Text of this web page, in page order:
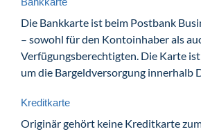
Die Bankkarte ist beim Postbank
– sowohl für den Kontoinhaber als
Verfügungsberechtigten. Die Karte
um die Bargeldversorgung innerhalb
Kreditkarte
Originär gehört keine Kreditkarte